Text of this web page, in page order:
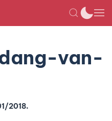
van-
2018.